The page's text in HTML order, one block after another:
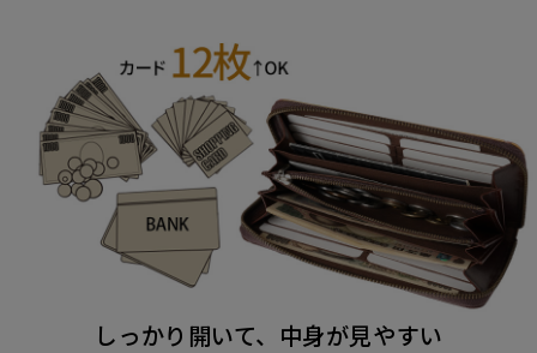
しっかり開いて、中身が見やすい